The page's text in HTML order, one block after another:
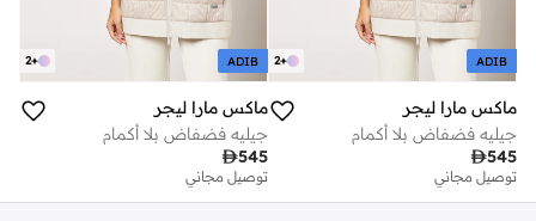
+
2 ADIB
ماكس مارا ليجر
جيليه فضفاض بلا أكمام
545
توصيل مجاني
+
2 ADIB
ماكس مارا ليجر
جيليه فضفاض بلا أكمام
545
توصيل مجاني